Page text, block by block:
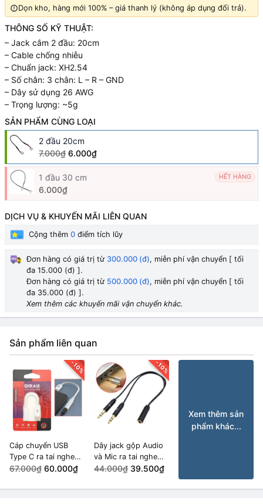
Dọn kho, hàng mới 100% – giá thanh lý (không áp dụng đổi trả).
THÔNG SỐ KỸ THUẬT:
– Jack cắm 2 đầu: 20cm
– Cable chống nhiễu
– Chuẩn jack: XH2.54
– Số chân: 3 chân: L – R – GND
– Dây sử dụng 26 AWG
– Trọng lượng: ~5g
SẢN PHẨM CÙNG LOẠI
2 đầu 20cm
7.000₫ 6.000₫
1 đầu 30 cm HẾT HÀNG
6.000₫
DỊCH VỤ & KHUYẾN MÃI LIÊN QUAN
Cộng thêm 0 điểm tích lũy
Đơn hàng có giá trị từ 300.000 (đ), miễn phí vận chuyển [ tối
đa 15.000 (đ) ].
Đơn hàng có giá trị từ 500.000 (đ), miễn phí vận chuyển [ tối
đa 35.000 (đ) ].
Xem thêm các khuyến mãi vận chuyển khác.
Sản phẩm liên quan
-10%
Cáp chuyển USB
Type C ra tai nghe
3.5mm
67.000₫ 60.000₫
-10%
Dây jack gộp Audio
và Mic ra tai nghe
3.5mm
44.000₫ 39.500₫
Xem thêm sản
phẩm khác...